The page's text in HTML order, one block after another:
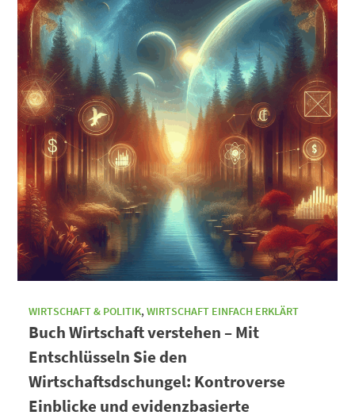
WIRTSCHAFT & POLITIK,WIRTSCHAFT EINFACH ERKLÄRT
Buch Wirtschaft verstehen – Mit
Entschlüsseln Sie den
Wirtschaftsdschungel: Kontroverse
Einblicke und evidenzbasierte